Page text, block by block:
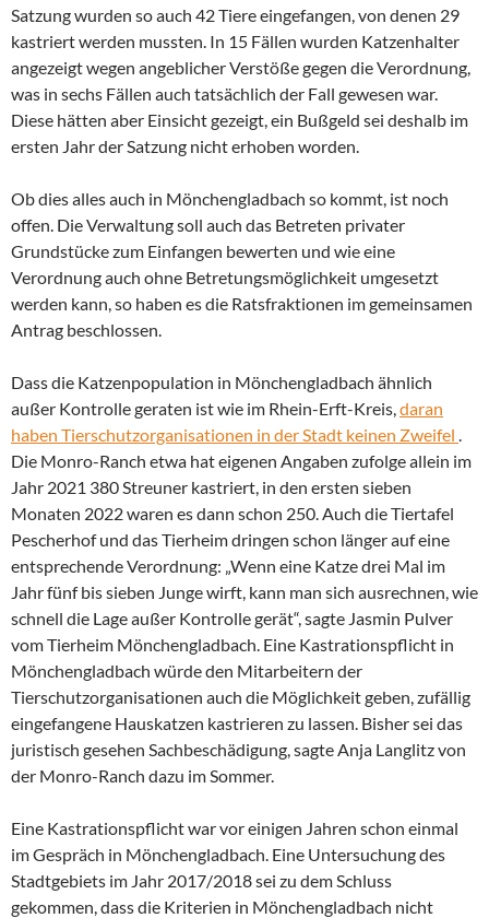
Satzung wurden so auch 42 Tiere eingefangen, von denen 29
kastriert werden mussten. In 15 Fällen wurden Katzenhalter
angezeigt wegen angeblicher Verstöße gegen die Verordnung,
was in sechs Fällen auch tatsächlich der Fall gewesen war.
Diese hätten aber Einsicht gezeigt, ein Bußgeld sei deshalb im
ersten Jahr der Satzung nicht erhoben worden.
Ob dies alles auch in Mönchengladbach so kommt, ist noch
offen. Die Verwaltung soll auch das Betreten privater
Grundstücke zum Einfangen bewerten und wie eine
Verordnung auch ohne Betretungsmöglichkeit umgesetzt
werden kann, so haben es die Ratsfraktionen im gemeinsamen
Antrag beschlossen.
Dass die Katzenpopulation in Mönchengladbach ähnlich
außer Kontrolle geraten ist wie im Rhein-Erft-Kreis,daran
haben Tierschutzorganisationen in der Stadt keinen Zweifel .
Die Monro-Ranch etwa hat eigenen Angaben zufolge allein im
Jahr 2021 380 Streuner kastriert, in den ersten sieben
Monaten 2022 waren es dann schon 250. Auch die Tiertafel
Pescherhof und das Tierheim dringen schon länger auf eine
entsprechende Verordnung: „Wenn eine Katze drei Mal im
Jahr fünf bis sieben Junge wirft, kann man sich ausrechnen, wie
schnell die Lage außer Kontrolle gerät“, sagte Jasmin Pulver
vom Tierheim Mönchengladbach. Eine Kastrationspflicht in
Mönchengladbach würde den Mitarbeitern der
Tierschutzorganisationen auch die Möglichkeit geben, zufällig
eingefangene Hauskatzen kastrieren zu lassen. Bisher sei das
juristisch gesehen Sachbeschädigung, sagte Anja Langlitz von
der Monro-Ranch dazu im Sommer.
Eine Kastrationspflicht war vor einigen Jahren schon einmal
im Gespräch in Mönchengladbach. Eine Untersuchung des
Stadtgebiets im Jahr 2017/2018 sei zu dem Schluss
gekommen, dass die Kriterien in Mönchengladbach nicht